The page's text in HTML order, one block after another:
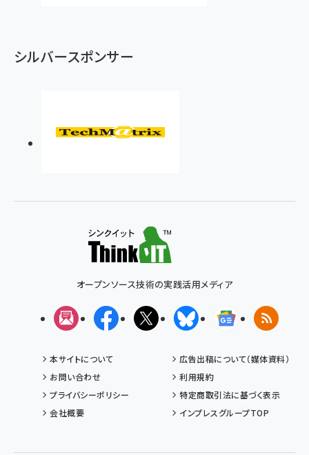
シルバースポンサー
オープンソース技術の実践活用メディア
メルマガFacebookX(エックス)BlueskyGoogleニュ
RSS
本サイトについて
広告出稿について（媒体資料）
お問い合わせ
利用規約
プライバシーポリシー
特定商取引法に基づく表示
会社概要
インプレスグループTOP